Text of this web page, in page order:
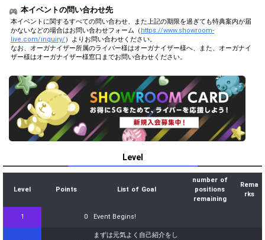
本イベントの問い合わせ先
本イベントに関するすべての問い合わせ、また上記の期限を過ぎても特典案内が届
かないなどの場合はお問い合わせフォーム（https://www.showroom-
live.com/inquiry/）よりお問い合わせください。
なお、オーガナイザー所属のライバー様はオーガナイザー様へ、また、オーガナイ
ザー様はオーガナイザー様窓口までお問い合わせください。
Level
Level Points List of Goal
number of
positions
remaining
Rema
rks
1 0 Event Begins!
まずは元気よく自己紹介をし